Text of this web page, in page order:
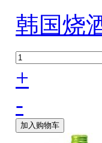
韩国烧
+
-
加入购物车